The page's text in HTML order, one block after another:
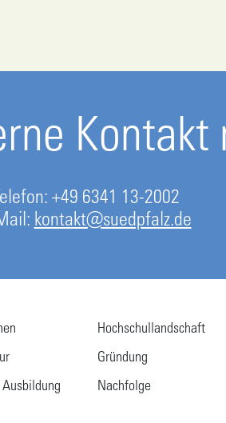
Kontakt
+49 6341 13-2002
kontakt@suedpfalz.de
Hochschullandschaft
Gründung
Nachfolge